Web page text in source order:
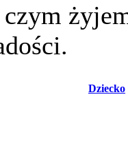
Dziecko